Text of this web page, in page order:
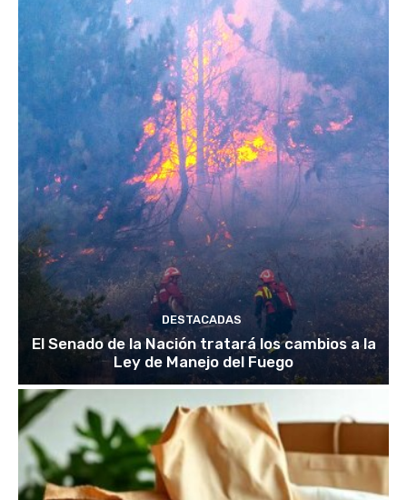
DESTACADAS
El Senado de la Nación tratará los cambios a la
Ley de Manejo del Fuego